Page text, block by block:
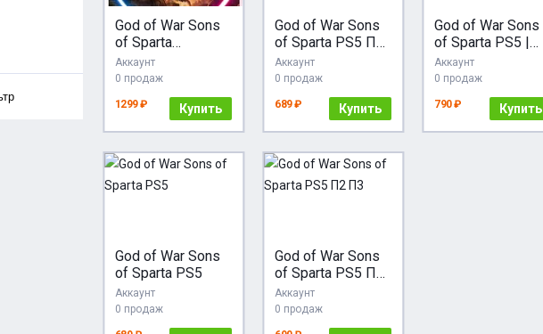
God of War Sons
of Sparta
(PS5/RU) П3 -
Активация
Аккаунт
0 продаж
1299 ₽ Купить
God of War Sons
of Sparta PS5 П2/
П3
Аккаунт
0 продаж
689 ₽ Купить
God of War Sons
of Sparta PS5 |
П2/П3
Аккаунт
0 продаж
790 ₽ Купить
God of War Sons
of Sparta PS5
Аккаунт
0 продаж
God of War Sons
of Sparta PS5 П2
П3
Аккаунт
0 продаж